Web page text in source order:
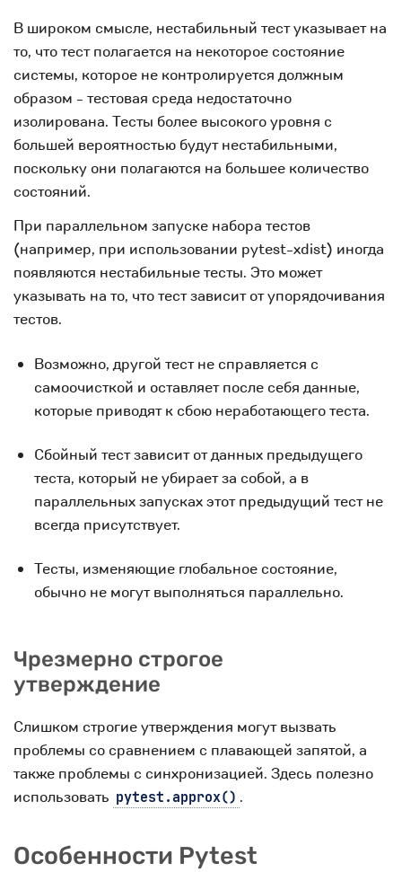
В широком смысле, нестабильный тест указывает на
то, что тест полагается на некоторое состояние
системы, которое не контролируется должным
образом - тестовая среда недостаточно
изолирована. Тесты более высокого уровня с
большей вероятностью будут нестабильными,
поскольку они полагаются на большее количество
состояний.
При параллельном запуске набора тестов
(например, при использовании pytest-xdist) иногда
появляются нестабильные тесты. Это может
указывать на то, что тест зависит от упорядочивания
тестов.
Возможно, другой тест не справляется с
самоочисткой и оставляет после себя данные,
которые приводят к сбою неработающего теста.
Сбойный тест зависит от данных предыдущего
теста, который не убирает за собой, а в
параллельных запусках этот предыдущий тест не
всегда присутствует.
Тесты, изменяющие глобальное состояние,
обычно не могут выполняться параллельно.
Чрезмерно строгое
утверждение
Слишком строгие утверждения могут вызвать
проблемы со сравнением с плавающей запятой, а
также проблемы с синхронизацией. Здесь полезно
использовать pytest.approx() .
Особенности Pytest